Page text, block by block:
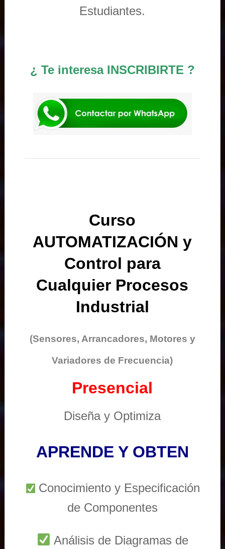
Estudiantes.
¿ Te interesa INSCRIBIRTE ?
Curso
AUTOMATIZACIÓN y
Control para
Cualquier Procesos
Industrial
(Sensores, Arrancadores, Motores y
Variadores de Frecuencia)
Presencial
Diseña y Optimiza
APRENDE Y OBTEN
Conocimiento y Especificación
de Componentes
Análisis de Diagramas de